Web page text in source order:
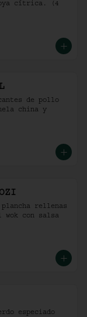
cítrica. (4
de pollo
china y
plancha rellenas
wok con salsa
especiado